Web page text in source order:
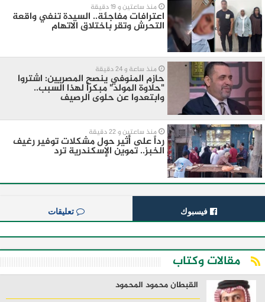
منذ ساعتين و 19 دقيقة
اعترافات مفاجئة.. السيدة تنفي واقعة
التحرش وتقر باختلاق الاتهام
منذ ساعة و 24 دقيقة
​حازم المنوفي ينصح المصريين: اشتروا
"حلاوة المولد" مبكراً لهذا السبب..
وابتعدوا عن حلوى الرصيف
منذ ساعتين و 22 دقيقة
رداً على أثير حول مشكلات توفير رغيف
الخبز.. تموين الإسكندرية ترد
فيسبوك تعليقات
مقالات وكتاب
القبطان محمود المحمود